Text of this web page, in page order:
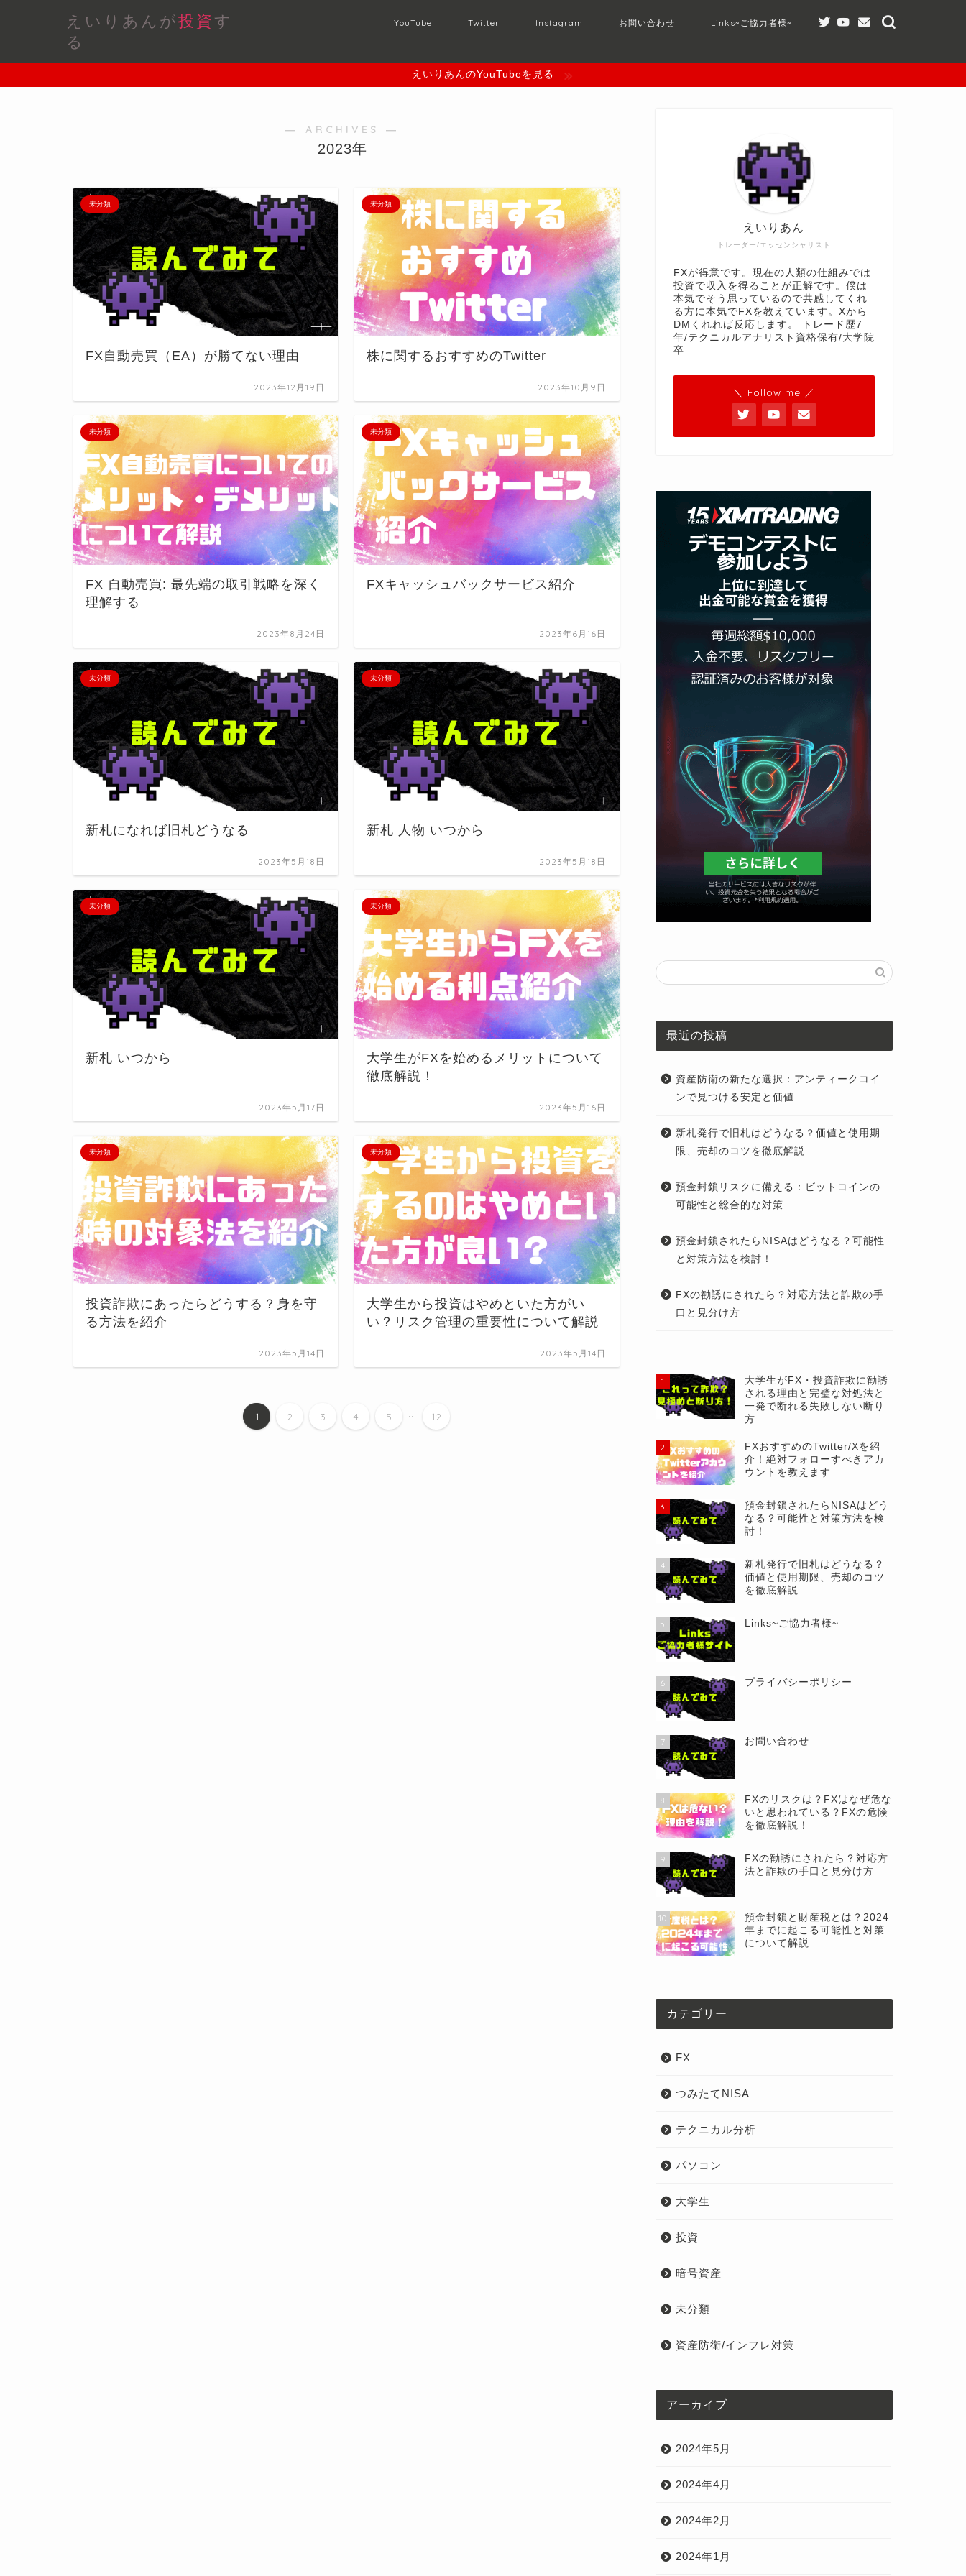
えいりあんが投資す
る
YouTube Twitter Instagram お問い合わせ Links~ご協力者様~
えいりあんのYouTubeを見る
― ARCHIVES ―
2023年
未分類
FX自動売買（EA）が勝てない理由
2023年12月19日
未分類
株に関するおすすめのTwitter
2023年10月9日
未分類
FX 自動売買: 最先端の取引戦略を深く
理解する
2023年8月24日
未分類
FXキャッシュバックサービス紹介
2023年6月16日
未分類
新札になれば旧札どうなる
2023年5月18日
未分類
新札 人物 いつから
2023年5月18日
未分類
新札 いつから
2023年5月17日
未分類
大学生がFXを始めるメリットについて
徹底解説！
2023年5月16日
未分類
投資詐欺にあったらどうする？身を守
る方法を紹介
2023年5月14日
未分類
大学生から投資はやめといた方がい
い？リスク管理の重要性について解説
2023年5月14日
1 2 3 4 5 ... 12
トレーダー/エッセンシャリスト
えいりあん
FXが得意です。現在の人類の仕組みでは
投資で収入を得ることが正解です。僕は
本気でそう思っているので共感してくれ
る方に本気でFXを教えています。Xから
DMくれれば反応します。 トレード歴7
年/テクニカルアナリスト資格保有/大学院
卒
＼ Follow me ／
最近の投稿
資産防衛の新たな選択：アンティークコイ
ンで見つける安定と価値
新札発行で旧札はどうなる？価値と使用期
限、売却のコツを徹底解説
預金封鎖リスクに備える：ビットコインの
可能性と総合的な対策
預金封鎖されたらNISAはどうなる？可能性
と対策方法を検討！
FXの勧誘にされたら？対応方法と詐欺の手
口と見分け方
1
大学生がFX・投資詐欺に勧誘
される理由と完璧な対処法と
一発で断れる失敗しない断り
方
2
FXおすすめのTwitter/Xを紹
介！絶対フォローすべきアカ
ウントを教えます
3
預金封鎖されたらNISAはどう
なる？可能性と対策方法を検
討！
4
新札発行で旧札はどうなる？
価値と使用期限、売却のコツ
を徹底解説
5 Links~ご協力者様~
6 プライバシーポリシー
7 お問い合わせ
8
FXのリスクは？FXはなぜ危な
いと思われている？FXの危険
を徹底解説！
9
FXの勧誘にされたら？対応方
法と詐欺の手口と見分け方
10
預金封鎖と財産税とは？2024
年までに起こる可能性と対策
について解説
カテゴリー
FX
つみたてNISA
テクニカル分析
パソコン
大学生
投資
暗号資産
未分類
資産防衛/インフレ対策
アーカイブ
2024年5月
2024年4月
2024年2月
2024年1月